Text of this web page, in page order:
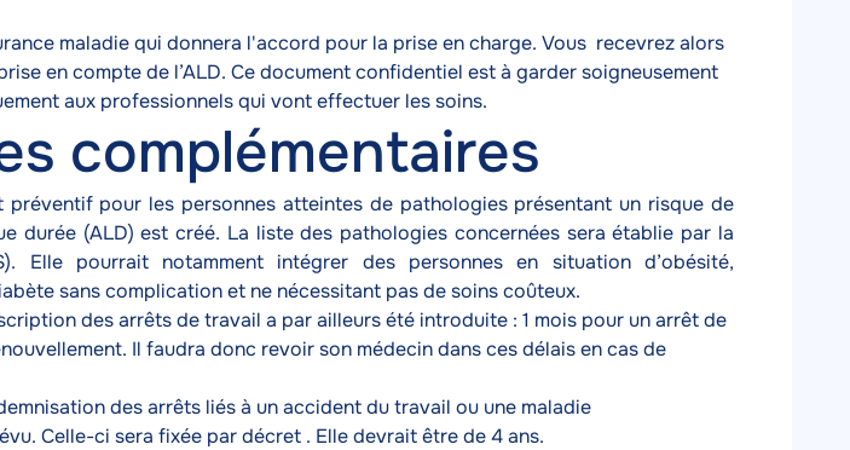
maladie qui donnera l'accord pour la prise en charge. Vous recevrez alors
en compte de l’ALD. Ce document confidentiel est à garder soigneusement
aux professionnels qui vont effectuer les soins.
complémentaires
préventif pour les personnes atteintes de pathologies présentant un risque de
durée (ALD) est créé. La liste des pathologies concernées sera établie par la
Elle pourrait notamment intégrer des personnes en situation d’obésité,
sans complication et ne nécessitant pas de soins coûteux.
des arrêts de travail a par ailleurs été introduite : 1 mois pour un arrêt de
Il faudra donc revoir son médecin dans ces délais en cas de
des arrêts liés à un accident du travail ou une maladie
Celle-ci sera fixée par décret . Elle devrait être de 4 ans.